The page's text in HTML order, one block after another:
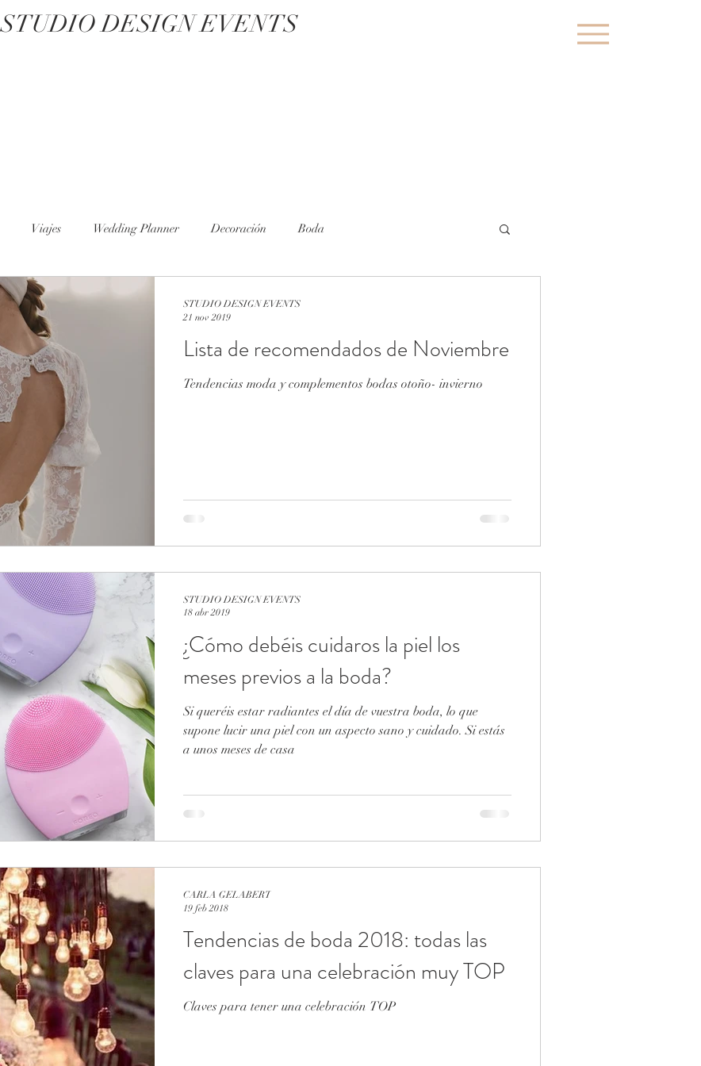
STUDIO DESIGN EVENTS
Viajes Wedding Planner Decoración Boda
Lista de recomendados de Noviembre
Tendencias moda y complementos bodas otoño- invierno
STUDIO DESIGN EVENTS
21 nov 2019
¿Cómo debéis cuidaros la piel los
meses previos a la boda?
Si queréis estar radiantes el día de vuestra boda, lo que
supone lucir una piel con un aspecto sano y cuidado. Si estás
a unos meses de casa
STUDIO DESIGN EVENTS
18 abr 2019
Tendencias de boda 2018: todas las
claves para una celebración muy TOP
Claves para tener una celebración TOP
CARLA GELABERT
19 feb 2018